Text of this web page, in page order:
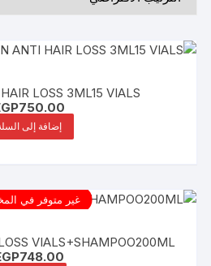
LOSS 3ML15 VIALS
750.00
إضافة إلى
غير متوفر في
VIALS+SHAMPOO200ML
748.00